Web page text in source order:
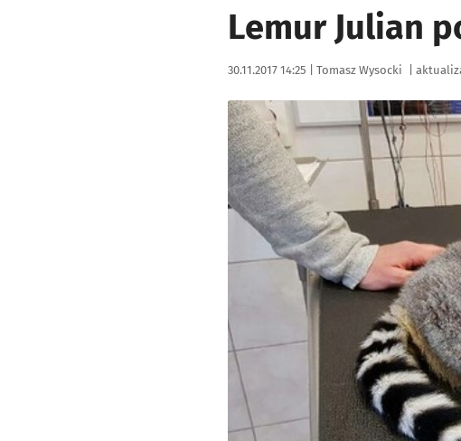
Lemur Julian
Data publikacji:
30.11.2017 14:25 | Autor:
Tomasz Wysocki
Kliknij, aby powiększyć